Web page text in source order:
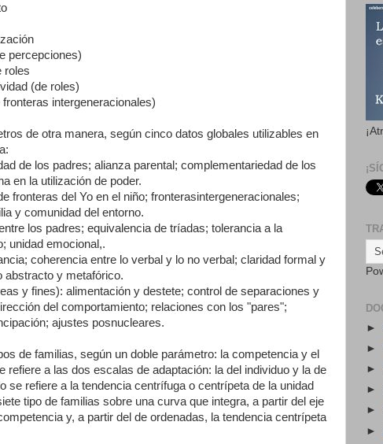
percepciones)
roles
(de roles)
intergeneracionales)
de otra manera, según cinco datos globales utilizables en
de los padres; alianza parental; complementariedad de los
en la utilización de poder.
fronteras del Yo en el niño; fronterasintergeneracionales;
y comunidad del entorno.
los padres; equivalencia de tríadas; tolerancia a la
unidad emocional,.
coherencia entre lo verbal y lo no verbal; claridad formal y
abstracto y metafórico.
y fines): alimentación y destete; control de separaciones y
del comportamiento; relaciones con los "pares";
ajustes posnucleares.
de familias, según un doble parámetro: la competencia y el
refiere a las dos escalas de adaptación: la del individuo y la de
se refiere a la tendencia centrífuga o centrípeta de la unidad
tipo de familias sobre una curva que integra, a partir del eje
y, a partir del de ordenadas, la tendencia centrípeta
►
►
►
►
►
►